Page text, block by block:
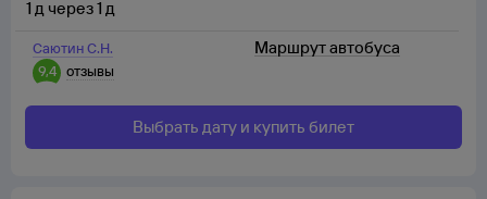
Саютин С.Н.
9,4 отзывы
1 д через1 д
Маршрут автобуса
Выбрать дату и купить билет